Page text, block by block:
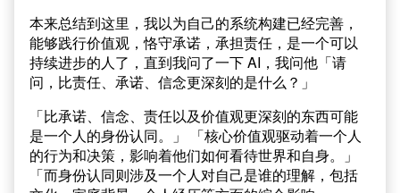
本来总结到这里，我以为自己的系统构建已经完善，
能够践行价值观，恪守承诺，承担责任，是一个可以
持续进步的人了，直到我问了一下 AI，我问他「请
问，比责任、承诺、信念更深刻的是什么？」
「比承诺、信念、责任以及价值观更深刻的东西可能
是一个人的身份认同。」 「核心价值观驱动着一个人
的行为和决策，影响着他们如何看待世界和自身。」
「而身份认同则涉及一个人对自己是谁的理解，包括